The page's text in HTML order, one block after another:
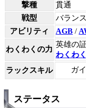
撃種
貫通
戦型
バランス
アビリティ
AGB /
わくわくの力
英雄の
わくわ
ラックスキル
ガ
ステータス